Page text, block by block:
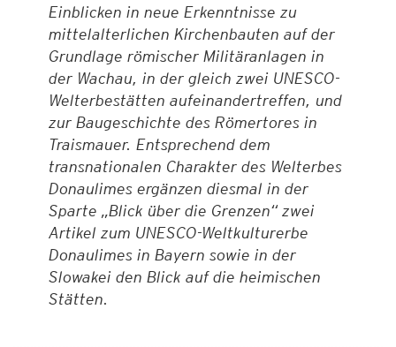
Einblicken in neue Erkenntnisse zu
mittelalterlichen Kirchenbauten auf der
Grundlage römischer Militäranlagen in
der Wachau, in der gleich zwei UNESCO-
Welterbestätten aufeinandertreffen, und
zur Baugeschichte des Römertores in
Traismauer. Entsprechend dem
transnationalen Charakter des Welterbes
Donaulimes ergänzen diesmal in der
Sparte „Blick über die Grenzen“ zwei
Artikel zum UNESCO-Weltkulturerbe
Donaulimes in Bayern sowie in der
Slowakei den Blick auf die heimischen
Stätten.